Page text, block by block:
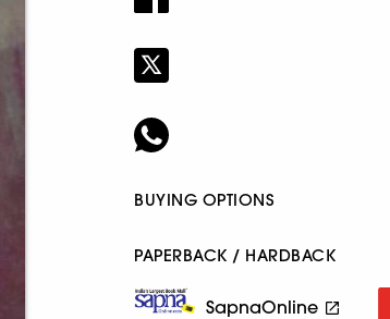
BUYING OPTIONS
PAPERBACK / HARDBACK
SapnaOnline